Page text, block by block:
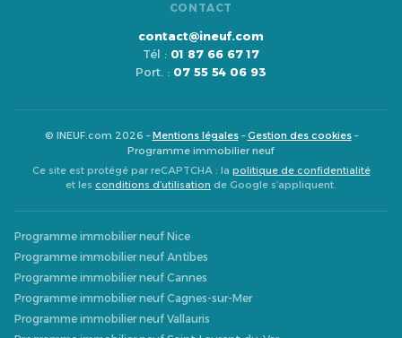
CONTACT
contact@ineuf.com
Tél : 01 87 66 67 17
Port. : 07 55 54 06 93
© INEUF.com 2026 –Mentions légales–Gestion des cookies–
Programme immobilier neuf
Ce site est protégé par reCAPTCHA : la politique de confidentialité
et les conditions d’utilisation de Google s’appliquent.
Programme immobilier neuf Nice
Programme immobilier neuf Antibes
Programme immobilier neuf Cannes
Programme immobilier neuf Cagnes-sur-Mer
Programme immobilier neuf Vallauris